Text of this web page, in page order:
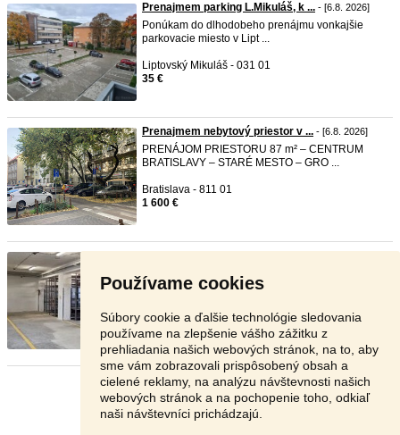
Používame cookies
Súbory cookie a ďalšie technológie sledovania
používame na zlepšenie vášho zážitku z
prehliadania našich webových stránok, na to, aby
sme vám zobrazovali prispôsobený obsah a
cielené reklamy, na analýzu návštevnosti našich
webových stránok a na pochopenie toho, odkiaľ
naši návštevníci prichádzajú.
Prenajmem parking L.Mikuláš, k ... - [6.8. 2026]
Ponúkam do dlhodobeho prenájmu vonkajšie
parkovacie miesto v Lipt ...
Liptovský Mikuláš - 031 01
35 €
Prenajmem nebytový priestor v ... - [6.8. 2026]
PRENÁJOM PRIESTORU 87 m² – CENTRUM
BRATISLAVY – STARÉ MESTO – GRO ...
Bratislava - 811 01
1 600 €
prenajmem sklad velkosti
vzdialený od hlavne ...
Prievidza - 971 01
Stránka: 1 2 3 Ďalšia